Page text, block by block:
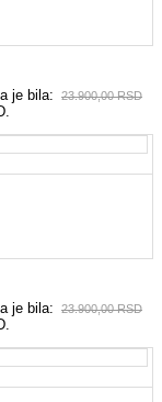
23.900,00RSD
je bila:
23.900,00RSD
je bila: